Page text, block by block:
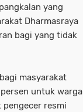
yang
Dharmasraya
bagi yang tidak
masyarakat
untuk warga
pengecer resmi